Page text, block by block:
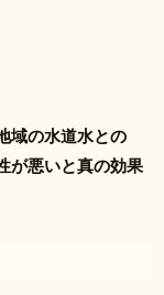
域の水道水との
が悪いと真の効果